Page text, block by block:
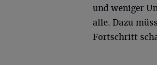
und weniger
alle. Dazu
Fortschritt